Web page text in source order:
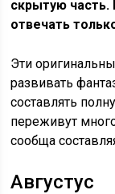
скрытую
отвечать
Эти
развивать
составлять
переживут
сообща
Августус